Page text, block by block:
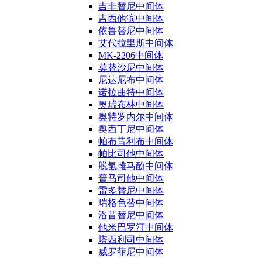
吉非替尼中间体
吉西他滨中间体
依鲁替尼中间体
艾代拉里斯中间体
MK-2206中间体
莫替沙尼中间体
尼达尼布中间体
诺拉曲特中间体
奥瑞布林中间体
奥特罗内尔中间体
奥西丁尼中间体
帕布昔利布中间体
帕比司他中间体
脱氢雌马酚中间体
普马司他中间体
雷多替尼中间体
瑞格色替中间体
洛昔替尼中间体
他米巴罗汀中间体
塔西利司中间体
威罗菲尼中间体